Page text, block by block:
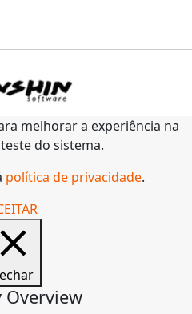
melhorar a experiência na
do sistema.
política de privacidade.
Overview